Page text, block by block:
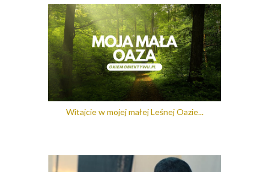
Witajcie w mojej małej Leśnej Oazie...